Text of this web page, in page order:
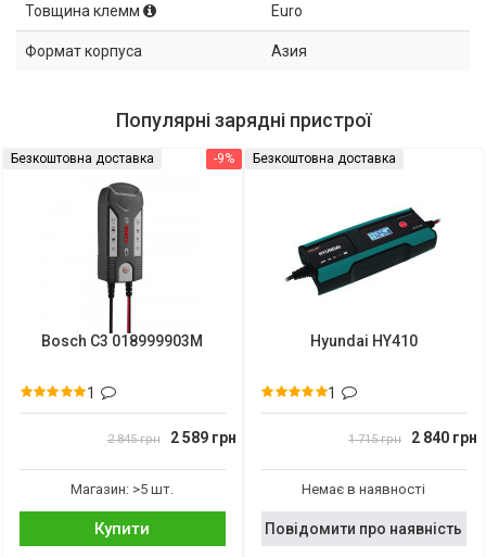
Товщина клемм Euro
Формат корпуса Азия
Популярні зарядні пристрої
-9%
Безкоштовна доставка
Bosch C3 018999903M
1
2 845 грн 2 589 грн
Магазин: >5 шт.
Купити
Безкоштовна доставка
Hyundai HY410
1
1 715 грн 2 840 грн
Немає в наявності
Повідомити про наявність